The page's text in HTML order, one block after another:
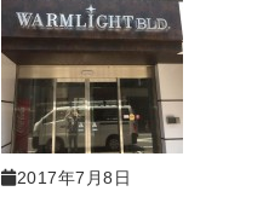
2017年7月8日